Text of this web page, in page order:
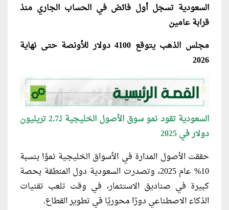
السعودية تسجل أول فائض في الحساب الجاري منذ
قرابة عامين
مجلس الذهب يتوقع 4100 دولار للأونصة حتى نهاية
2026
السعودية تقود نمو سوق الأصول الخليجية لـ2.7 تريليون
دولار في 2025
حققت الأصول المدارة في الأسواق الخليجية نموًا بنسبة
10% عام 2025، وتصدرت السعودية دول المنطقة بحصة
كبيرة في صناديق الاستثمار، في وقت تلعب تقنيات
الذكاء الاصطناعي دورًا محوريًا في تطوير القطاع.